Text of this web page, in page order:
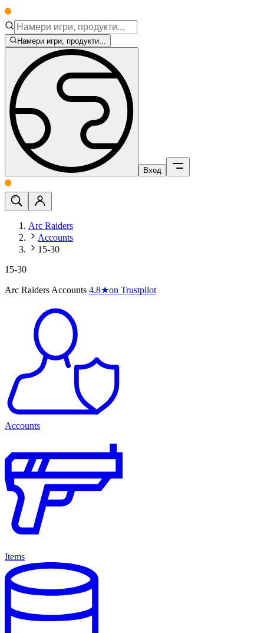
Намери игри, продукти...
Вход
Arc Raiders
Accounts
15-30
15-30
Arc Raiders Accounts 4.8★on Trustpilot
Accounts
Items